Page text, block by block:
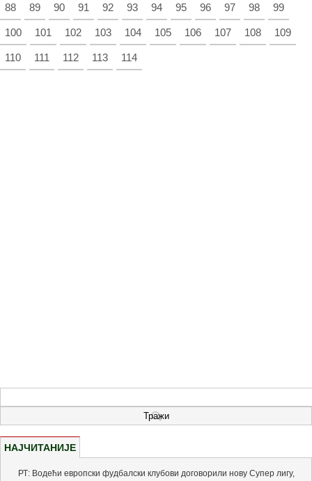
88 89 90 91 92 93 94 95 96 97 98 99
100 101 102 103 104 105 106 107 108 109
110 111 112 113 114
НАЈЧИТАНИЈЕ
РТ: Водећи европски фудбалски клубови договорили нову Супер лигу,